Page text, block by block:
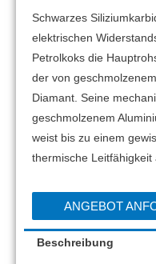
Schwarzes
elektrischen
Petrolkoks die
der von
Diamant. Seine
geschmolzenem
weist bis zu einem
thermische Leitfähigkeit
ANGEBOT
Beschreibung